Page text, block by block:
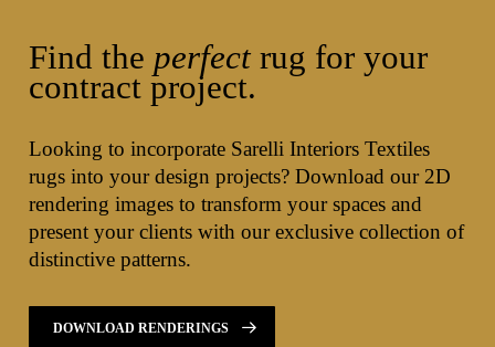
Find the perfectrug for your
contract project.
Looking to incorporate Sarelli Interiors Textiles
rugs into your design projects? Download our 2D
rendering images to transform your spaces and
present your clients with our exclusive collection of
distinctive patterns.
DOWNLOAD RENDERINGS